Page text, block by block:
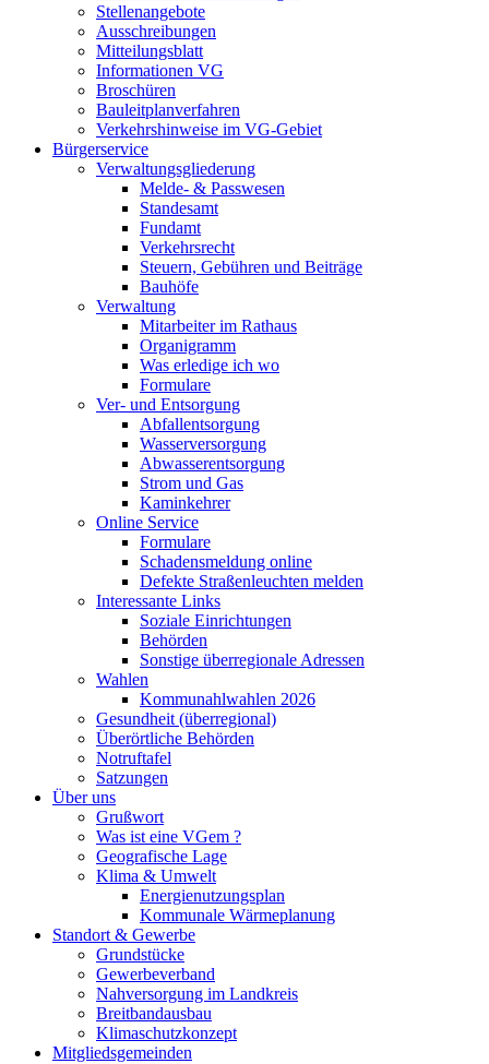
Stellenangebote
Ausschreibungen
Mitteilungsblatt
Informationen VG
Broschüren
Bauleitplanverfahren
Verkehrshinweise im VG-Gebiet
Bürgerservice
Verwaltungsgliederung
Melde- & Passwesen
Standesamt
Fundamt
Verkehrsrecht
Steuern, Gebühren und Beiträge
Bauhöfe
Verwaltung
Mitarbeiter im Rathaus
Organigramm
Was erledige ich wo
Formulare
Ver- und Entsorgung
Abfallentsorgung
Wasserversorgung
Abwasserentsorgung
Strom und Gas
Kaminkehrer
Online Service
Formulare
Schadensmeldung online
Defekte Straßenleuchten melden
Interessante Links
Soziale Einrichtungen
Behörden
Sonstige überregionale Adressen
Wahlen
Kommunahlwahlen 2026
Gesundheit (überregional)
Überörtliche Behörden
Notruftafel
Satzungen
Über uns
Grußwort
Was ist eine VGem ?
Geografische Lage
Klima & Umwelt
Energienutzungsplan
Kommunale Wärmeplanung
Standort & Gewerbe
Grundstücke
Gewerbeverband
Nahversorgung im Landkreis
Breitbandausbau
Klimaschutzkonzept
Mitgliedsgemeinden